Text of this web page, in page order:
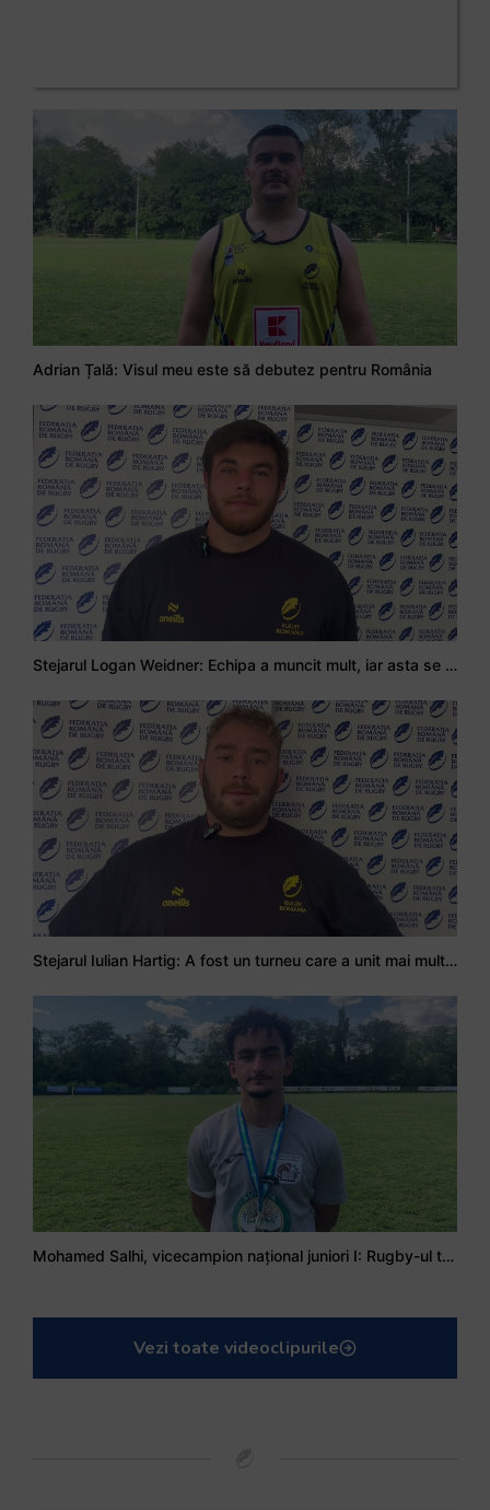
Adrian Țală: Visul meu este să debutez pentru România
Stejarul Logan Weidner: Echipa a muncit mult, iar asta se va vedea în meciurile de la Nations Cup
Stejarul Iulian Hartig: A fost un turneu care a unit mai mult echipa
Mohamed Salhi, vicecampion național juniori I: Rugby-ul te învață să accepți și înfrângerile
Vezi toate videoclipurile